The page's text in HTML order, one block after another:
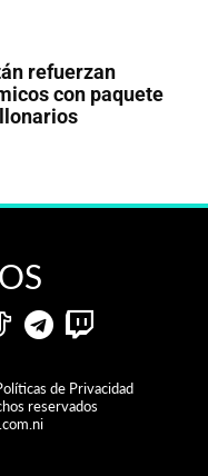
refuerzan
con paquete
de Privacidad
reservados